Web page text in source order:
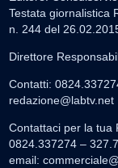
Testata giornalistica
n. 244 del
Direttore
Contatti:
redazione@labtv.net
Contattaci per la tua
0824.337274 –
email: